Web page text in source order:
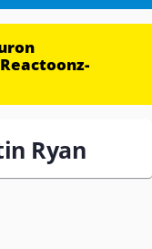
Ryan